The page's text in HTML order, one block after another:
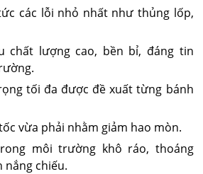
các lỗi nhỏ nhất như thủng lốp,
chất lượng cao, bền bỉ, đáng tin
tối đa được đề xuất từng bánh
vừa phải nhằm giảm hao mòn.
môi trường khô ráo, thoáng
nắng chiếu.